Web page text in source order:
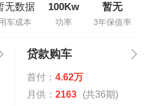
无数据
车成本
100Kw
功率
暂无
3年保值率
贷款购车
首付： 4.62万
月供： 2163 (共36期)